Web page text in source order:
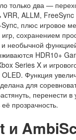
только два —
VRR, ALLM,
Sync, плюс игровое
сохранением
и необычной
HDR10+
Series X и
Функция
для
перенести
прозрачность.
и